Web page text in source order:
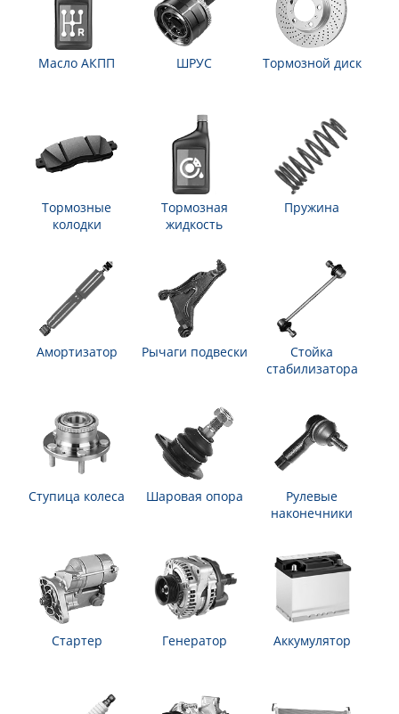
Масло АКПП ШРУС Тормозной диск
Тормозные
колодки
Тормозная
жидкость
Пружина
Амортизатор Рычаги подвески
Стойка
стабилизатора
Ступица колеса Шаровая опора
Рулевые
наконечники
Стартер Генератор Аккумулятор